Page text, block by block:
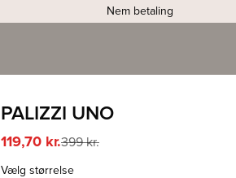
Nem betaling
PALIZZI UNO
119,70 kr.399 kr.
Vælg størrelse